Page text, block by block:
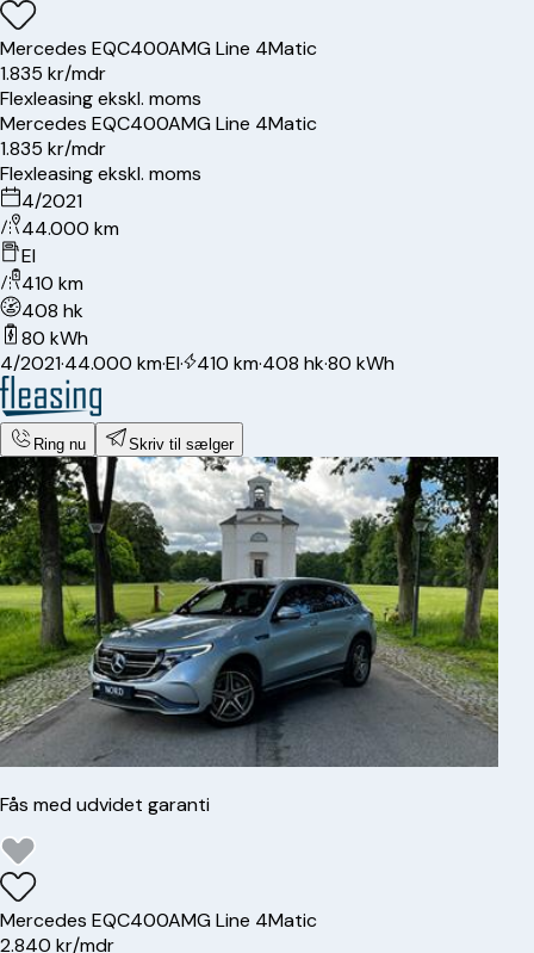
Mercedes EQC400AMG Line 4Matic
1.835 kr/mdr
Flexleasing ekskl. moms
Mercedes EQC400AMG Line 4Matic
1.835 kr/mdr
Flexleasing ekskl. moms
4/2021
44.000 km
El
410 km
408 hk
80 kWh
4/2021·44.000 km·El· 410 km·408 hk·80 kWh
Ring nu Skriv til sælger
Fås med udvidet garanti
Mercedes EQC400AMG Line 4Matic
2.840 kr/mdr